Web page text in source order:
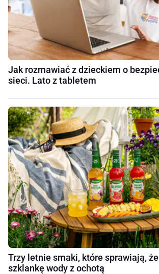
Jak rozmawiać z dzieckiem o
sieci. Lato z tabletem
Trzy letnie smaki, które sprawiają,
szklankę wody z ochotą